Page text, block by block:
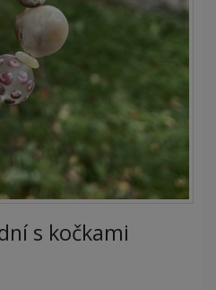
s kočkami